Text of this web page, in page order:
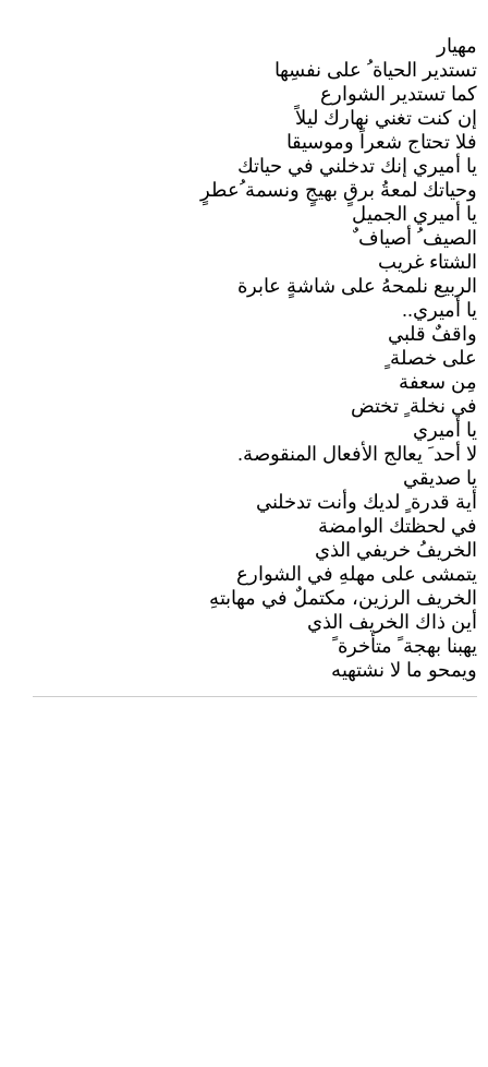
مهيار
تستدير الحياة ُ على نفسِها
كما تستدير الشوارع
إن كنت تغني نهارك ليلاً
فلا تحتاج شعراً وموسيقا
يا أميري إنك تدخلني في حياتك
وحياتك لمعةُ برقٍ بهيجٍ ونسمة ُعطرٍ
يا أميري الجميل
الصيف ُ أصياف ٌ
الشتاء غريب
الربيع نلمحهُ على شاشةٍ عابرة
يا أميري..
واقفٌ قلبي
على خصلة ٍ
مِن سعفة
في نخلة ٍ تختض
يا أميري
لا أحد َ يعالج الأفعال المنقوصة.
يا صديقي
أية قدرة ٍ لديك وأنت تدخلني
في لحظتك الوامضة
الخريفُ خريفي الذي
يتمشى على مهلهِ في الشوارع
الخريف الرزين، مكتملٌ في مهابتهِ
أين ذاك الخريف الذي
يهبنا بهجة ً متأخرة ً
ويمحو ما لا نشتهيه